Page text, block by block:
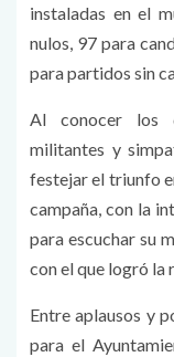
instaladas en el
nulos, 97 para
para partidos sin
Al conocer los
militantes y
festejar el triunfo
campaña, con la
para escuchar su
con el que logró la
Entre aplausos y
para el